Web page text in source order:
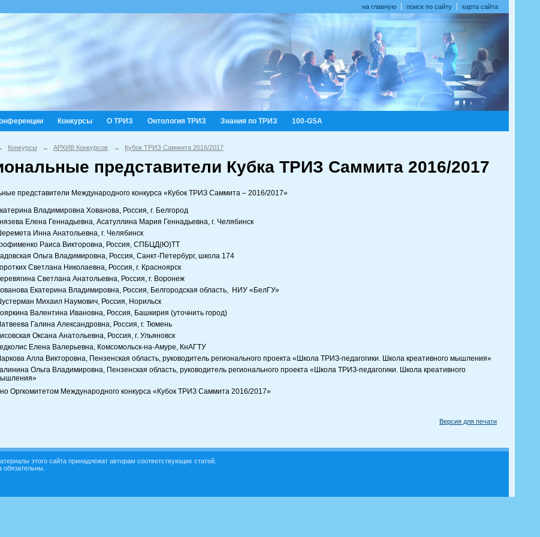
на главную поиск по сайту карта сайта
Конкурсы О ТРИЗ Онтология ТРИЗ Знания по ТРИЗ 100-GSA
Конкурсы → АРХИВ Конкурсов → Кубок ТРИЗ Саммита 2016/2017
представители Кубка ТРИЗ Саммита 2016/2017
представители Международного конкурса «Кубок ТРИЗ Саммита – 2016/2017»
Владимировна Хованова, Россия, г. Белгород
Елена Геннадьевна, Асатуллина Мария Геннадьевна, г. Челябинск
Инна Анатольевна, г. Челябинск
Раиса Викторовна, Россия, СПБЦД(Ю)ТТ
Ольга Владимировна, Россия, Санкт-Петербург, школа 174
Светлана Николаевна, Россия, г. Красноярск
Светлана Анатольевна, Россия, г. Воронеж
Екатерина Владимировна, Россия, Белгородская область, НИУ «БелГУ»
Михаил Наумович, Россия, Норильск
Валентина Ивановна, Россия, Башкирия (уточнить город)
Галина Александровна, Россия, г. Тюмень
Оксана Анатольевна, Россия, г. Ульяновск
Елена Валерьевна, Комсомольск-на-Амуре, КнАГТУ
Алла Викторовна, Пензенская область, руководитель регионального проекта «Школа ТРИЗ-педагогики. Школа креативного мышления»
Ольга Владимировна, Пензенская область, руководитель регионального проекта «Школа ТРИЗ-педагогики. Школа креативного
Оргкомитетом Международного конкурса «Кубок ТРИЗ Саммита 2016/2017»
Версия для печати
этого сайта принадлежат авторам соответствующих статей.
обязательны.